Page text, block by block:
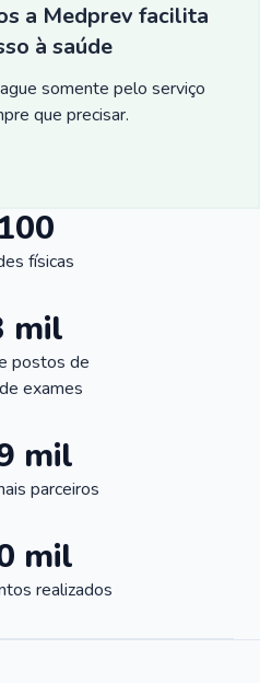
a Medprev facilita
à saúde
somente pelo serviço
que precisar.
físicas
mil
postos de
exames
mil
parceiros
mil
realizados